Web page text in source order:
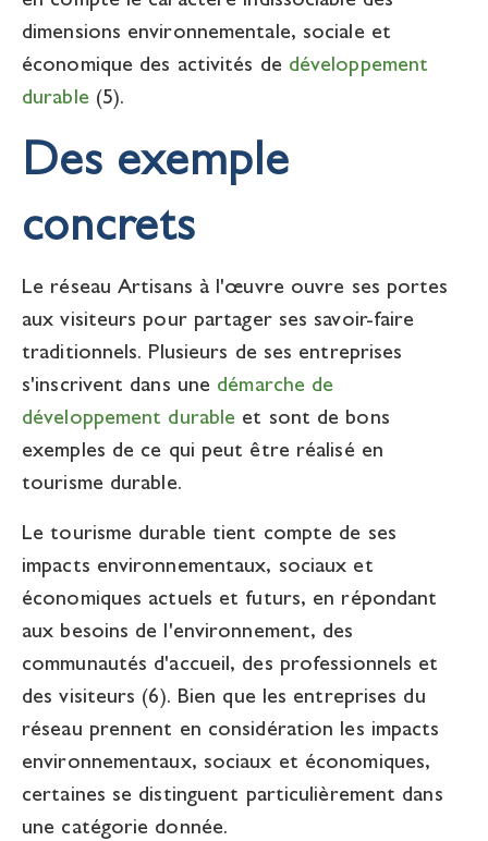
dimensions environnementale, sociale et
économique des activités de développement
durable (5).
Des exemple
concrets
Le réseau Artisans à l'œuvre ouvre ses portes
aux visiteurs pour partager ses savoir-faire
traditionnels. Plusieurs de ses entreprises
s'inscrivent dans une démarche de
développement durable et sont de bons
exemples de ce qui peut être réalisé en
tourisme durable.
Le tourisme durable tient compte de ses
impacts environnementaux, sociaux et
économiques actuels et futurs, en répondant
aux besoins de l'environnement, des
communautés d'accueil, des professionnels et
des visiteurs (6). Bien que les entreprises du
réseau prennent en considération les impacts
environnementaux, sociaux et économiques,
certaines se distinguent particulièrement dans
une catégorie donnée.